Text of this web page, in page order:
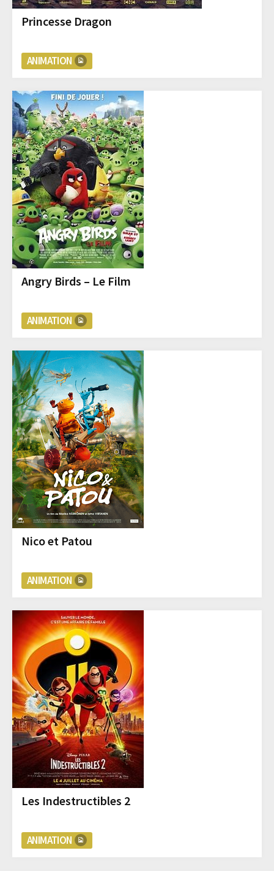
Princesse Dragon
ANIMATION
Angry Birds – Le Film
ANIMATION
Nico et Patou
ANIMATION
Les Indestructibles 2
ANIMATION